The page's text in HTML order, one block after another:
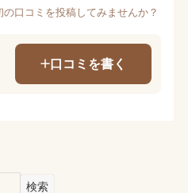
口コミを投稿してみませんか？
口コミを書く
検索